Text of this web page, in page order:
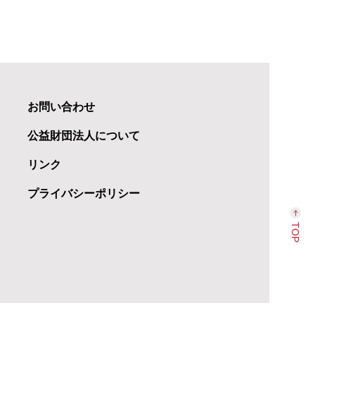
お問い合わせ
公益財団法人について
リンク
プライバシーポリシー